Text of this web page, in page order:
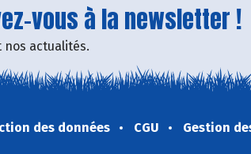
vous à la newsletter !
actualités.
des données CGU Gestion